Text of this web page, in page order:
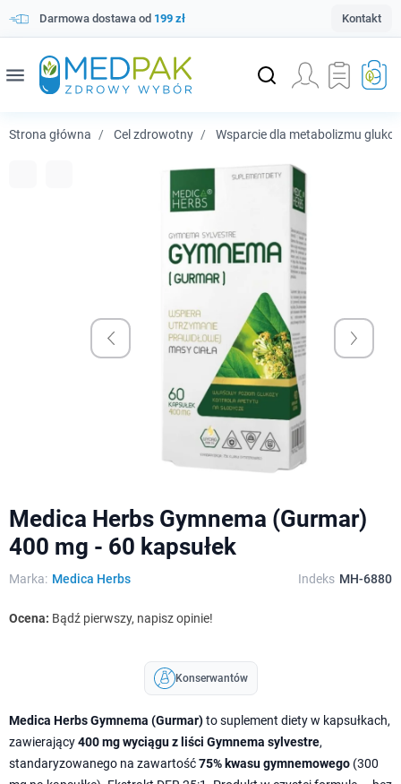
Darmowa dostawa od 199 zł Kontakt
menu
Strona główna Cel zdrowotny Wsparcie dla metabolizmu
Medica Herbs Gymnema (Gurmar)
400 mg - 60 kapsułek
Marka: Medica Herbs Indeks MH-6880
Ocena: Bądź pierwszy, napisz opinie!
Konserwantów
Medica Herbs Gymnema (Gurmar)to suplement diety w kapsułkach,
zawierający400 mg wyciągu z liści Gymnema sylvestre,
standaryzowanego na zawartość75% kwasu gymnemowego (300